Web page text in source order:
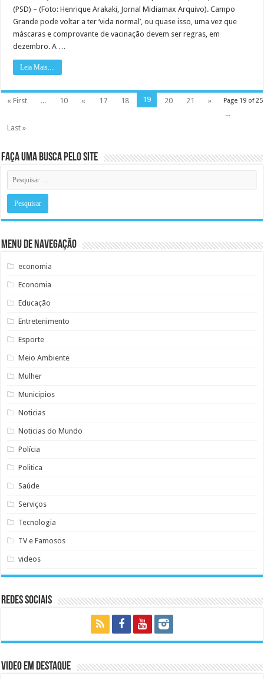
(PSD) – (Foto: Henrique Arakaki, Jornal Midiamax Arquivo). Campo
Grande pode voltar a ter ‘vida normal’, ou quase isso, uma vez que
máscaras e comprovante de vacinação devem ser regras, em
dezembro. A …
Leia Mais....
Page 19 of 25
« First ... 10 « 17 18 19 20 21
»
...
Last »
Faça uma busca pelo Site
Menu de Navegação
economia
Economia
Educação
Entretenimento
Esporte
Meio Ambiente
Mulher
Municipios
Noticias
Noticias do Mundo
Polícia
Politica
Saúde
Serviços
Tecnologia
TV e Famosos
videos
Redes Sociais
Video em Destaque